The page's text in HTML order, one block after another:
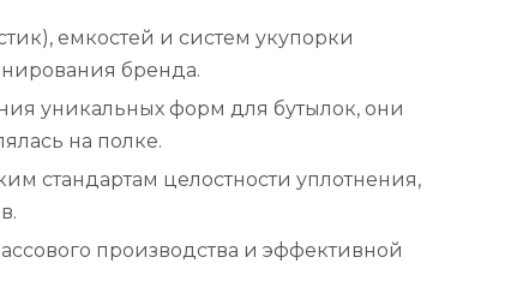
емкостей и систем укупорки
бренда.
уникальных форм для бутылок, они
на полке.
стандартам целостности уплотнения,
производства и эффективной